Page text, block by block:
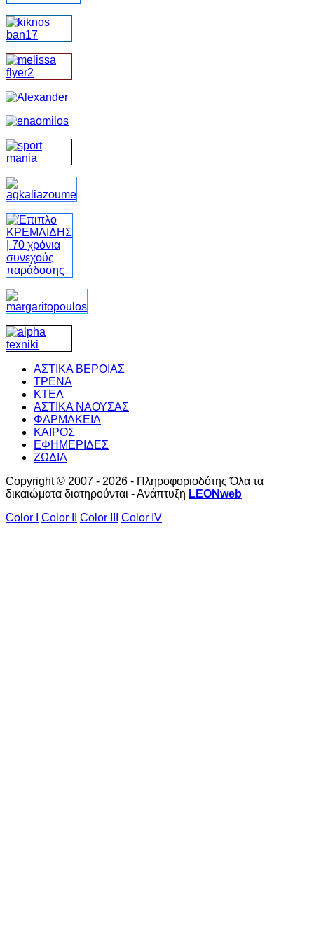
ΑΣΤΙΚΑ ΒΕΡΟΙΑΣ
ΤΡΕΝΑ
ΚΤΕΛ
ΑΣΤΙΚΑ ΝΑΟΥΣΑΣ
ΦΑΡΜΑΚΕΙΑ
ΚΑΙΡΟΣ
ΕΦΗΜΕΡΙΔΕΣ
ΖΩΔΙΑ
Copyright © 2007 - 2026 - Πληροφοριοδότης Όλα τα
δικαιώματα διατηρούνται - Ανάπτυξη LEONweb
Color I
Color II Color III Color IV